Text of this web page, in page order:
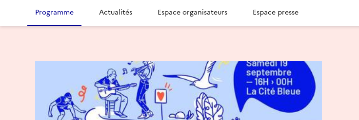
Programme Actualités Espace organisateurs Espace presse